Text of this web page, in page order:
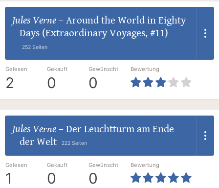
Jules Verne– Around the World in Eighty
Days (Extraordinary Voyages, #11)
252 Seiten
Gelesen
2
Gekauft
0
Gewünscht
0
Bewertung
Jules Verne– Der Leuchtturm am Ende
der Welt
222 Seiten
Gelesen
1
Gekauft
0
Gewünscht
0
Bewertung